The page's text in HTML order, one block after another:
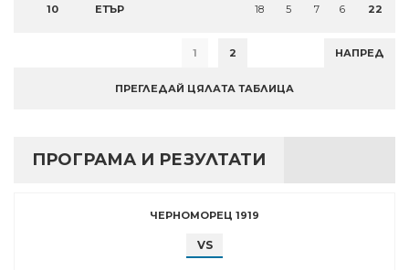
10 ЕТЪР 18 5 7 6 22
1 2 НАПРЕД
ПРЕГЛЕДАЙ ЦЯЛАТА ТАБЛИЦА
ПРОГРАМА И РЕЗУЛТАТИ
ЧЕРНОМОРЕЦ 1919
VS